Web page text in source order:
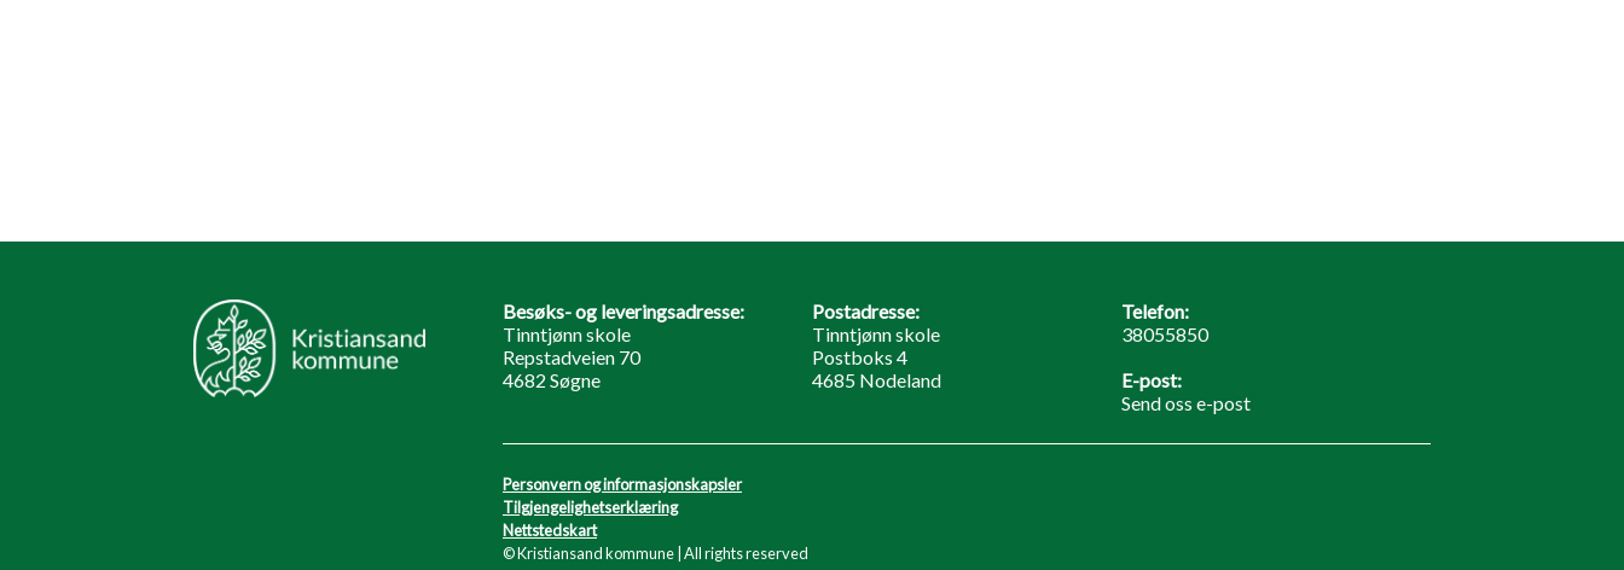
Besøks- og leveringsadresse:
Tinntjønn skole
Repstadveien 70
4682 Søgne
Postadresse:
Tinntjønn skole
Postboks 4
4685 Nodeland
Telefon:
38055850
E-post:
Send oss e-post
Personvern og informasjonskapsler
Tilgjengelighetserklæring
Nettstedskart
© Kristiansand kommune | All rights reserved